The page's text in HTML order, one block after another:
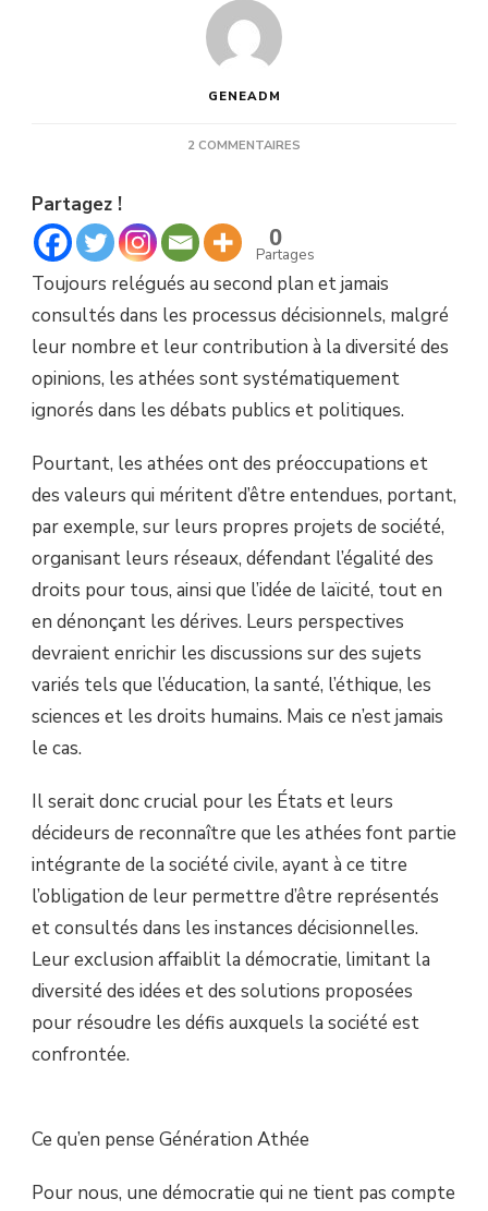
GENEADM
2 COMMENTAIRES
ESSENTIELS
LA
SOCIÉTÉ
Partagez !
0
Partages
Toujours relégués au second plan et jamais
consultés dans les processus décisionnels, malgré
leur nombre et leur contribution à la diversité des
opinions, les athées sont systématiquement
ignorés dans les débats publics et politiques.
Pourtant, les athées ont des préoccupations et
des valeurs qui méritent d’être entendues, portant,
par exemple, sur leurs propres projets de société,
organisant leurs réseaux, défendant l’égalité des
droits pour tous, ainsi que l’idée de laïcité, tout en
en dénonçant les dérives. Leurs perspectives
devraient enrichir les discussions sur des sujets
variés tels que l’éducation, la santé, l’éthique, les
sciences et les droits humains. Mais ce n’est jamais
le cas.
Il serait donc crucial pour les États et leurs
décideurs de reconnaître que les athées font partie
intégrante de la société civile, ayant à ce titre
l’obligation de leur permettre d’être représentés
et consultés dans les instances décisionnelles.
Leur exclusion affaiblit la démocratie, limitant la
diversité des idées et des solutions proposées
pour résoudre les défis auxquels la société est
confrontée.
Ce qu’en pense Génération Athée
Pour nous, une démocratie qui ne tient pas compte